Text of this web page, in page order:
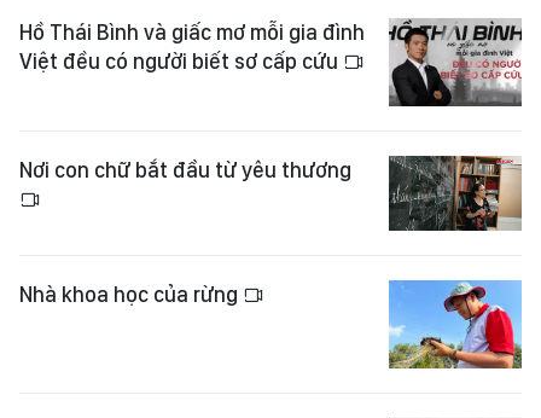
Hồ Thái Bình và giấc mơ mỗi gia đình
Việt đều có người biết sơ cấp cứu
Nơi con chữ bắt đầu từ yêu thương
Nhà khoa học của rừng